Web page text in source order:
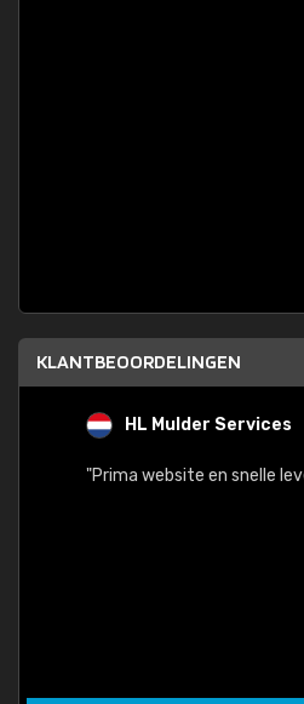
KLANTBEOORDELINGEN
HL Mulder Services
"Prima website en snelle